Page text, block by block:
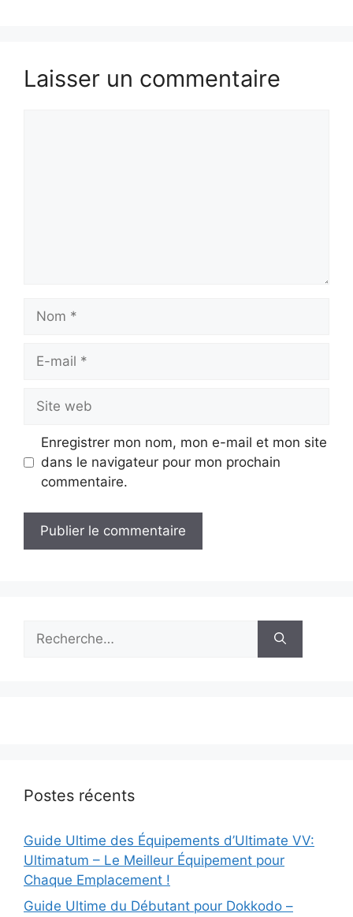
Laisser un commentaire
Nom
Site
web
Enregistrer mon nom, mon e-mail et mon site
dans le navigateur pour mon prochain
commentaire.
Postes récents
Guide Ultime des Équipements d’Ultimate VV:
Ultimatum – Le Meilleur Équipement pour
Chaque Emplacement !
Guide Ultime du Débutant pour Dokkodo –